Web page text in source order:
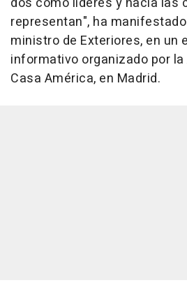
representan", ha
ministro de Exteriores, en un
informativo organizado por la
Casa América, en Madrid.